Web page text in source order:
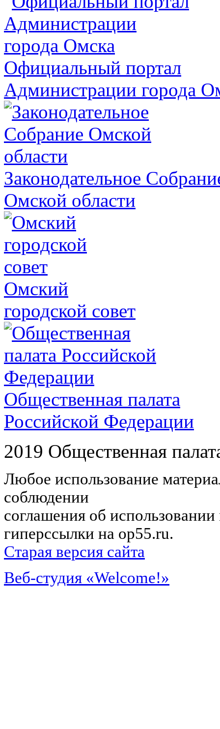
Официальный портал
Администрации города
Законодательное
Омской области
Омский
городской совет
Общественная палата
Российской Федерации
2019 Общественная
Любое использование
соблюдении
соглашения об
гиперссылки на op55.ru.
Старая версия сайта
Веб-студия «Welcome!»